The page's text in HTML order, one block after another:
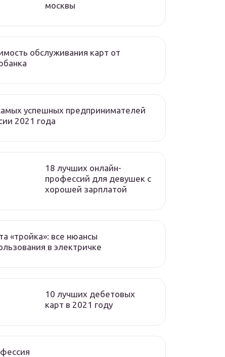
москвы
обслуживания карт от
успешных предпринимателей
2021 года
18 лучших онлайн-
профессий для девушек с
хорошей зарплатой
«тройка»: все нюансы
в электричке
10 лучших дебетовых
карт в 2021 году